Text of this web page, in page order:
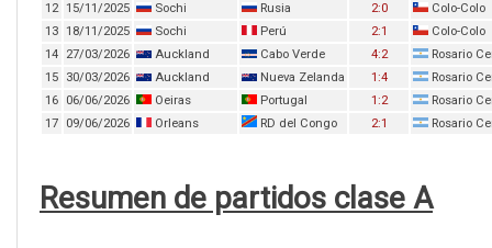
12 15/11/2025 Sochi Rusia 2:0
Colo-Colo
13 18/11/2025 Sochi Perú 2:1
Colo-Colo
14
27/03/2026 Auckland Cabo Verde 4:2
Rosario
15
30/03/2026 Auckland Nueva Zelanda 1:4
Rosario
16
06/06/2026 Oeiras Portugal 1:2
Rosario
17
09/06/2026 Orleans RD del Congo 2:1 Rosario
Resumen de partidos clase A